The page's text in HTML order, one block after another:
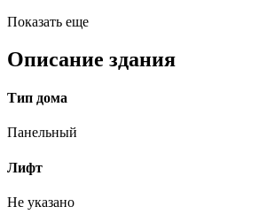
Показать еще
Описание здания
Тип дома
Панельный
Лифт
Не указано